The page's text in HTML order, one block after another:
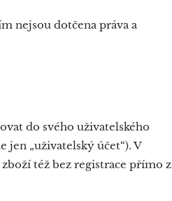
nejsou dotčena práva a
do svého uživatelského
„uživatelský účet“). V
též bez registrace přímo z